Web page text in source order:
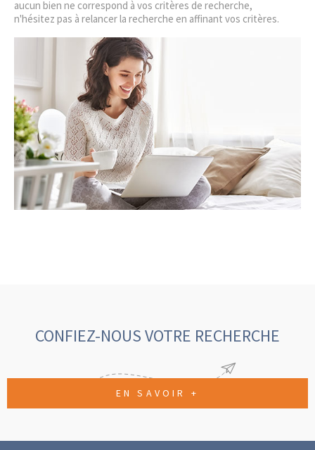
SYNDIC
aucun bien ne correspond à vos critères de recherche,
n'hésitez pas à relancer la recherche en affinant vos critères.
CONFIEZ-NOUS VOTRE RECHERCHE
EN SAVOIR +